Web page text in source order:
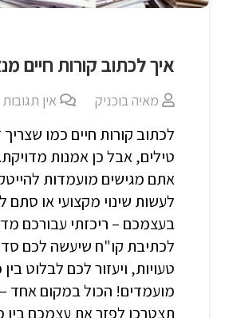
איך לכתוב קורות חיים
מאיה בוכניק אין תגובות
לכתוב קורות חיים כמו
טילים, אבל כן אמנות
אתם מגישים מועמדות
לעשות שינוי מקצועי או סתם
בעצמכם – ריכזתי עבורכם
לכתיבת קו"ח שיעשה לכם
טעויות, ויעזור לכם לבלוט
מועמדים! הכול במקום אחד
תצטרכו לפזר את עצמכם בין